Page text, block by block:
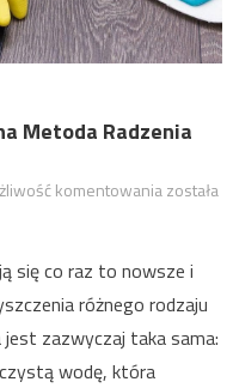
Metoda Radzenia
komentowania
metoda
radzenia
sobie z
została
się co raz to nowsze i
różnego rodzaju
jest zazwyczaj taka sama:
wodę, która